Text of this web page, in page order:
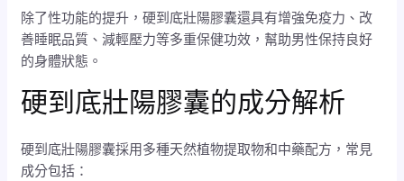
除了性功能的提升，硬到底壯陽膠囊還具有增強免疫力、改
善睡眠品質、減輕壓力等多重保健功效，幫助男性保持良好
的身體狀態。
硬到底壯陽膠囊的成分解析
硬到底壯陽膠囊採用多種天然植物提取物和中藥配方，常見
成分包括：